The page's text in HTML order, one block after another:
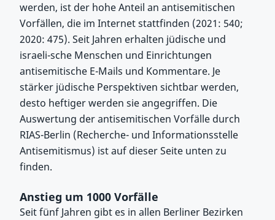
werden, ist der hohe Anteil an antisemitischen
Vorfällen, die im Internet stattfinden (2021: 540;
2020: 475). Seit Jahren erhalten jüdische und
israeli-sche Menschen und Einrichtungen
antisemitische E-Mails und Kommentare. Je
stärker jüdische Perspektiven sichtbar werden,
desto heftiger werden sie angegriffen. Die
Auswertung der antisemitischen Vorfälle durch
RIAS-Berlin (Recherche- und Informationsstelle
Antisemitismus) ist auf dieser Seite unten zu
finden.
Anstieg um 1000 Vorfälle
Seit fünf Jahren gibt es in allen Berliner Bezirken